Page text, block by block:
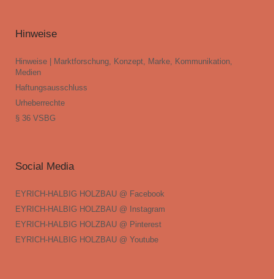
Hinweise
Hinweise | Marktforschung, Konzept, Marke, Kommunikation,
Medien
Haftungsausschluss
Urheberrechte
§ 36 VSBG
Social Media
EYRICH-HALBIG HOLZBAU @ Facebook
EYRICH-HALBIG HOLZBAU @ Instagram
EYRICH-HALBIG HOLZBAU @ Pinterest
EYRICH-HALBIG HOLZBAU @ Youtube